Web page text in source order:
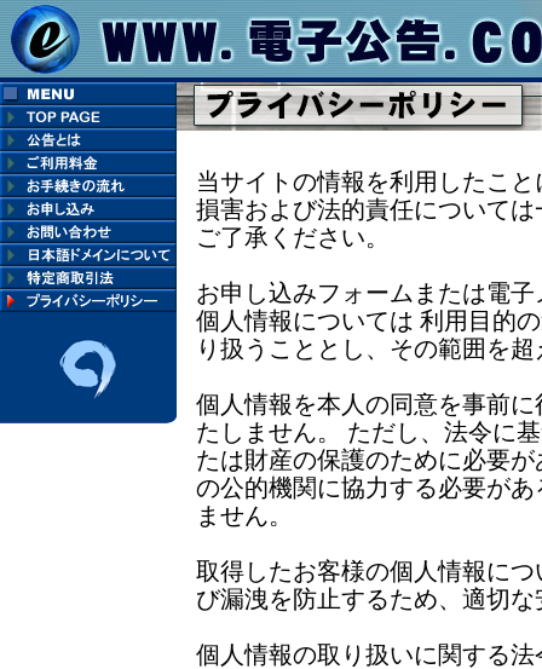
当サイトの情報を利用したこ
損害および法的責任について
ご了承ください。
お申し込みフォームまたは電
個人情報については 利用目的
り扱うこととし、その範囲を
個人情報を本人の同意を事前
たしません。 ただし、法令に
たは財産の保護のために必要
の公的機関に協力する必要が
ません。
取得したお客様の個人情報に
び漏洩を防止するため、適切
個人情報の取り扱いに関する